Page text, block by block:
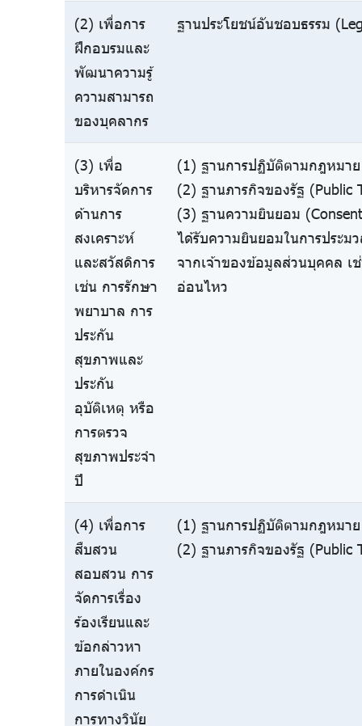
(2) เพื่อการ
ฝึกอบรมและ
พัฒนาความรู้
ความสามารถ
ของบุคลากร
ฐานประโยชน์อันชอบธรรม
(3) เพื่อ
บริหารจัดการ
ด้านการ
สงเคราะห์
และสวัสดิการ
เช่น การรักษา
พยาบาล การ
ประกัน
สุขภาพและ
ประกัน
อุบัติเหตุ หรือ
การตรวจ
สุขภาพประจำ
ปี
(1) ฐานการปฏิบัติตามกฎหมา
(2) ฐานภารกิจของรัฐ (Public
(3) ฐานความยินยอม
ได้รับความยินยอมในการประ
จากเจ้าของข้อมูลส่วนบุคคล
อ่อนไหว
(4) เพื่อการ
สืบสวน
สอบสวน การ
จัดการเรื่อง
ร้องเรียนและ
ข้อกล่าวหา
ภายในองค์กร
การดำเนิน
การทางวินัย
(1) ฐานการปฏิบัติตามกฎหมา
(2) ฐานภารกิจของรัฐ (Public